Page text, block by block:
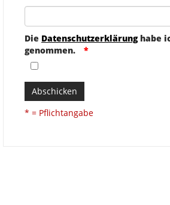
Die Datenschutzerklärunghabe
genommen.
Abschicken
* = Pflichtangabe